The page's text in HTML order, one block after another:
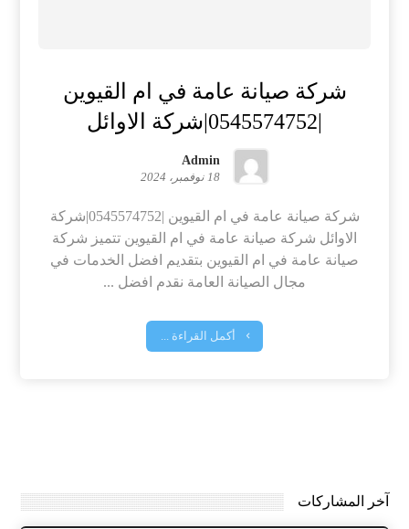
شركة صيانة عامة في ام القيوين
|0545574752|شركة الاوائل
Admin
18 نوفمبر، 2024
شركة صيانة عامة في ام القيوين |0545574752|شركة
الاوائل شركة صيانة عامة في ام القيوين تتميز شركة
صيانة عامة في ام القيوين بتقديم افضل الخدمات في
مجال الصيانة العامة نقدم افضل ...
أكمل القراءة ...
آخر المشاركات